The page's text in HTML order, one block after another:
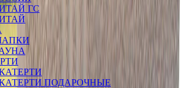
ГС
ПОДАРОЧНЫЕ